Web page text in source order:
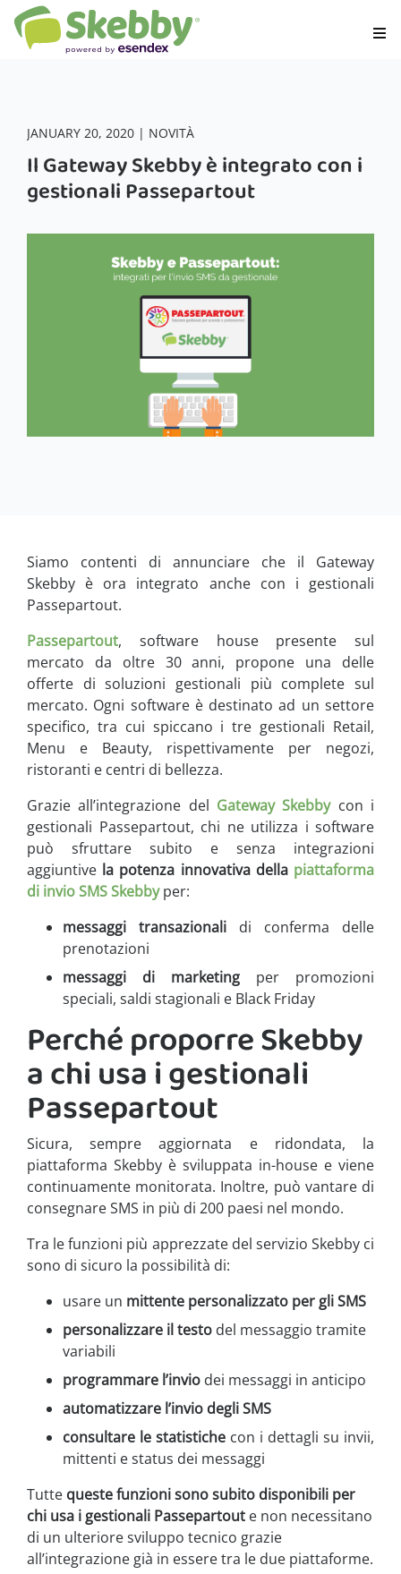
JANUARY 20, 2020 | NOVITÀ
Il Gateway Skebby è integrato con i
gestionali Passepartout
Siamo contenti di annunciare che il Gateway
Skebby è ora integrato anche con i gestionali
Passepartout.
Passepartout, software house presente sul
mercato da oltre 30 anni, propone una delle
offerte di soluzioni gestionali più complete sul
mercato. Ogni software è destinato ad un settore
specifico, tra cui spiccano i tre gestionali Retail,
Menu e Beauty, rispettivamente per negozi,
ristoranti e centri di bellezza.
Grazie all’integrazione del Gateway Skebbycon i
gestionali Passepartout, chi ne utilizza i software
può sfruttare subito e senza integrazioni
aggiuntive la potenza innovativa della piattaforma
di invio SMS Skebbyper:
messaggi transazionali di conferma delle
prenotazioni
messaggi di marketing per promozioni
speciali, saldi stagionali e Black Friday
Perché proporre Skebby
a chi usa i gestionali
Passepartout
Sicura, sempre aggiornata e ridondata, la
piattaforma Skebby è sviluppata in-house e viene
continuamente monitorata. Inoltre, può vantare di
consegnare SMS in più di 200 paesi nel mondo.
Tra le funzioni più apprezzate del servizio Skebby ci
sono di sicuro la possibilità di:
usare un mittente personalizzato per gli SMS
personalizzare il testo del messaggio tramite
variabili
programmare l’invio dei messaggi in anticipo
automatizzare l’invio degli SMS
consultare le statistiche con i dettagli su invii,
mittenti e status dei messaggi
Tutte queste funzioni sono subito disponibili per
chi usa i gestionali Passepartout e non necessitano
di un ulteriore sviluppo tecnico grazie
all’integrazione già in essere tra le due piattaforme.